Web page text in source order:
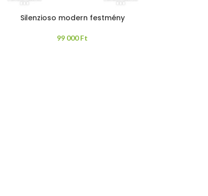
Silenzioso modern festmény
99 000Ft